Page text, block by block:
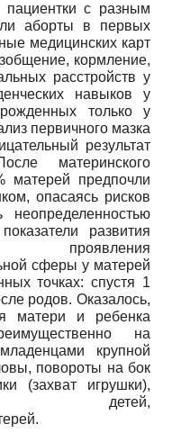
с разным
аборты в первых
медицинских карт
кормление,
расстройств у
навыков у
только у
первичного мазка
результат
материнского
матерей предпочли
опасаясь рисков
развития
сферы у матерей
точках: спустя 1
родов. Оказалось,
матери и ребенка
на
крупной
повороты на бок
(захват игрушки),
детей,